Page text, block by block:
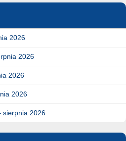
2026
2026
2026
2026
sierpnia 2026